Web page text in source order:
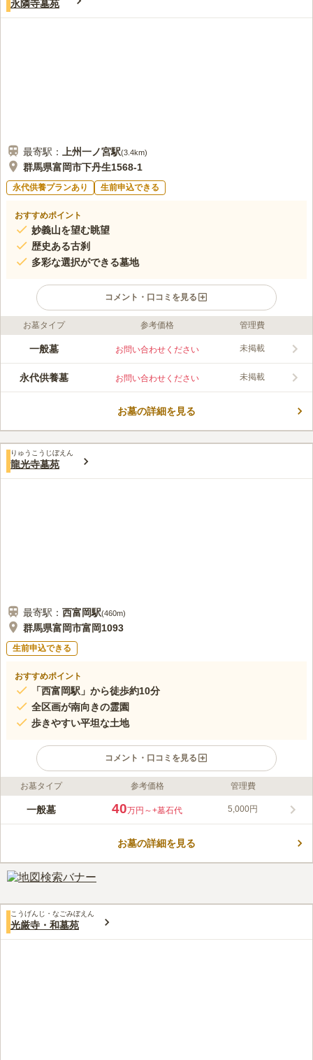
永隣寺墓苑
最寄駅： 上州一ノ宮駅(3.4km)
群馬県富岡市下丹生1568-1
永代供養プランあり 生前申込できる
おすすめポイント
妙義山を望む眺望
歴史ある古刹
多彩な選択ができる墓地
コメント・口コミを見る
ライフドット編集部のコメント
山の形がユニークで「日本三大奇勝」とされる妙義山が、お寺か
心穏やかに故人と向かい合うことができます。 曹洞宗の檀家の
方は、1～4.8㎡までの3種類から一般墓を選べます。 檀家ではな
この霊園はまだ誰からも評価されていません。
お墓タイプ 参考価格 管理費
一般墓 お問い合わせください 未掲載
永代供養墓 お問い合わせください 未掲載
お墓の詳細を見る
りゅうこうじぼえん
龍光寺墓苑
最寄駅： 西富岡駅(460m)
群馬県富岡市富岡1093
生前申込できる
おすすめポイント
「西富岡駅」から徒歩約10分
全区画が南向きの霊園
歩きやすい平坦な土地
コメント・口コミを見る
ライフドット編集部のコメント
富岡市の中心部にあり、最寄駅から徒歩圏内にある、浄土宗の龍
気持ちでお参りができます。園内には、世界遺産に認名されてい
宗派は浄土宗です。墓地を申し込むには壇家であり、承継者がい
ることが条件になります。全区画が南向きなうえ、平坦な立地で
う。
口コミ評価
お墓タイプ 参考価格 管理費
一般墓 40万円～+墓石代 5,000円
お墓の詳細を見る
こうげんじ・なごみぼえん
光厳寺・和墓苑